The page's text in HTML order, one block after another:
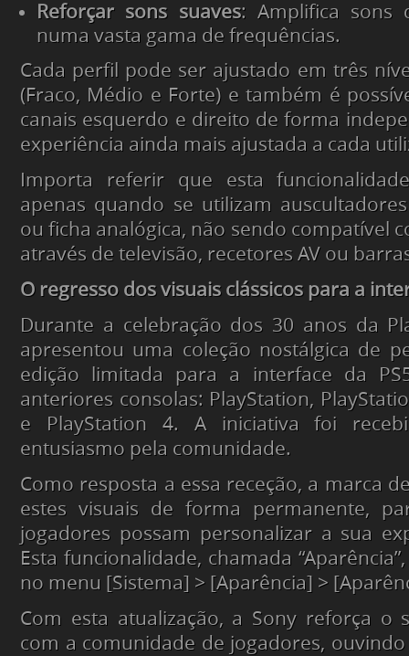
Reforçar sons suaves: Amplifica sons
numa vasta gama de frequências.
Cada perfil pode ser ajustado em três
(Fraco, Médio e Forte) e também é
canais esquerdo e direito de forma
experiência ainda mais ajustada a cada
Importa referir que esta
apenas quando se utilizam
ou ficha analógica, não sendo compatível
através de televisão, recetores AV ou
O regresso dos visuais clássicos para a
Durante a celebração dos 30 anos da
apresentou uma coleção nostálgica de
edição limitada para a interface da
anteriores consolas: PlayStation,
e PlayStation 4. A iniciativa foi
entusiasmo pela comunidade.
Como resposta a essa receção, a marca
estes visuais de forma permanente,
jogadores possam personalizar a sua
Esta funcionalidade, chamada
no menu [Sistema] > [Aparência] >
Com esta atualização, a Sony reforça o
com a comunidade de jogadores,